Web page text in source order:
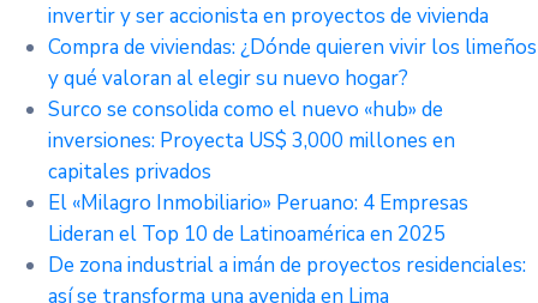
invertir y ser accionista en proyectos de vivienda
Compra de viviendas: ¿Dónde quieren vivir los limeños
y qué valoran al elegir su nuevo hogar?
Surco se consolida como el nuevo «hub» de
inversiones: Proyecta US$ 3,000 millones en
capitales privados
El «Milagro Inmobiliario» Peruano: 4 Empresas
Lideran el Top 10 de Latinoamérica en 2025
De zona industrial a imán de proyectos residenciales:
así se transforma una avenida en Lima